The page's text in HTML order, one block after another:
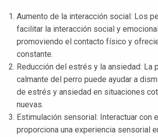
Aumento de la interacción social: Los
facilitar la interacción social y
promoviendo el contacto físico y
constante.
Reducción del estrés y la ansiedad: La
calmante del perro puede ayudar a
de estrés y ansiedad en situaciones
nuevas.
Estimulación sensorial: Interactuar con
proporciona una experiencia sensorial